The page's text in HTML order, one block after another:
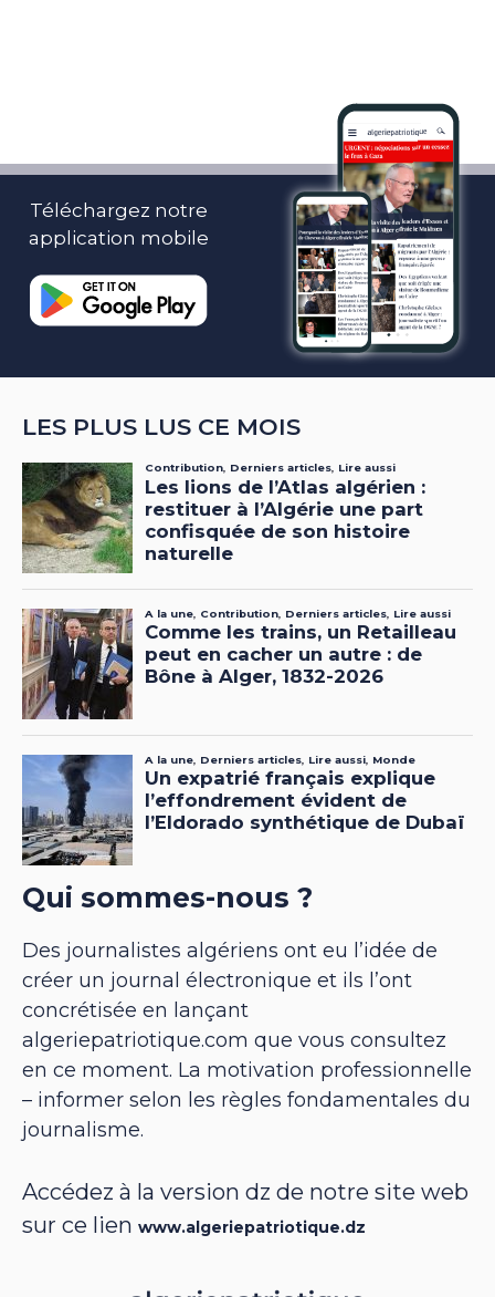
Téléchargez notre
application mobile
LES PLUS LUS CE MOIS
Qui sommes-nous ?
Des journalistes algériens ont eu l’idée de
créer un journal électronique et ils l’ont
concrétisée en lançant
algeriepatriotique.com que vous consultez
en ce moment. La motivation professionnelle
– informer selon les règles fondamentales du
journalisme.
Accédez à la version dz de notre site web
sur ce lien www.algeriepatriotique.dz